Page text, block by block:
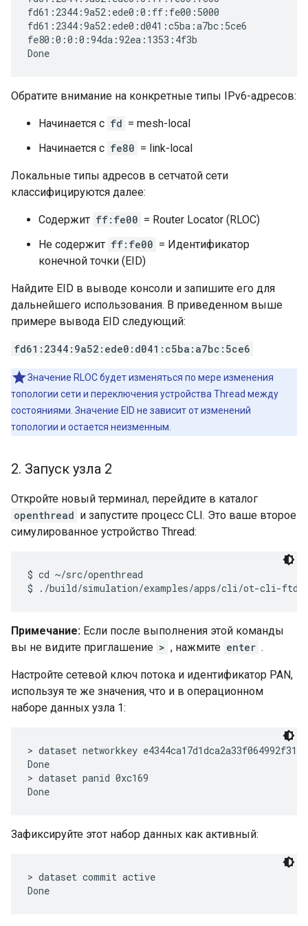
fd61:2344:9a52:ede0:0:ff:fe00:5000
fd61:2344:9a52:ede0:d041:c5ba:a7bc:5ce6
fe80:0:0:0:94da:92ea:1353:4f3b
Обратите внимание на конкретные типы IPv6-адресов:
Начинается с fd = mesh-local
Начинается с fe80 = link-local
Локальные типы адресов в сетчатой ​​сети
классифицируются далее:
Содержит ff:fe00 = Router Locator (RLOC)
Не содержит ff:fe00 = Идентификатор
конечной точки (EID)
Найдите EID в выводе консоли и запишите его для
дальнейшего использования. В приведенном выше
примере вывода EID следующий:
fd61:2344:9a52:ede0:d041:c5ba:a7bc:5ce6
Значение RLOC будет изменяться по мере изменения
топологии сети и переключения устройства Thread между
состояниями. Значение EID не зависит от изменений
топологии и остается неизменным.
2. Запуск узла 2
Откройте новый терминал, перейдите в каталог
openthread и запустите процесс CLI. Это ваше второе
симулированное устройство Thread:
$ cd ~/src/openthread
Примечание: Если после выполнения этой команды
вы не видите приглашение > , нажмите enter .
Настройте сетевой ключ потока и идентификатор PAN,
используя те же значения, что и в операционном
наборе данных узла 1:
> dataset networkkey
Done
> dataset panid 0xc169
Зафиксируйте этот набор данных как активный:
> dataset commit active